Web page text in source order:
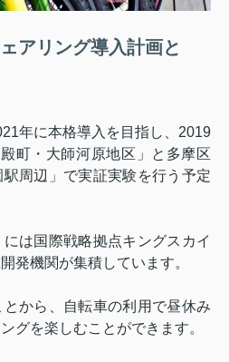
アリング導入計画と
年に本格導入を目指し、 2019
町・大師河原地区」と多摩区
周辺」で実証実験を行う予定
には国際戦略拠点キングスカイ
発機関が集積しています。
から、自転車の利用で昼休み
グを楽しむことができます。